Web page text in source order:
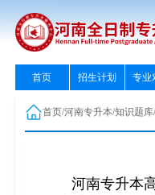
首页 招生计划 专业
首页/河南专升本/知识题库/
河南专升本